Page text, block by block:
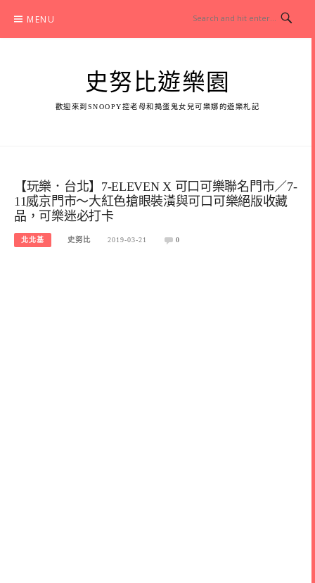
content
MENU
史努比遊樂園
歡迎來到SNOOPY控老母和搗蛋鬼女兒可樂娜的遊樂札記
【玩樂．台北】7-ELEVEN X 可口可樂聯名門市／7-
11威京門市～大紅色搶眼裝潢與可口可樂絕版收藏
品，可樂迷必打卡
北北基 史努比 2019-03-21 0